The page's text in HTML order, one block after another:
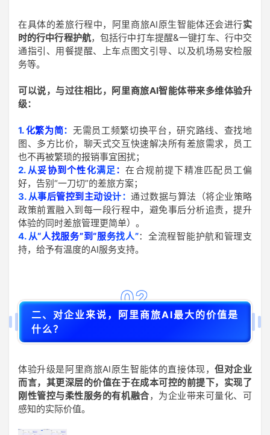
在具体的差旅行程中，阿里商旅AI原生智能体还会进行实
时的行中行程护航，包括行中打车提醒&一键打车、行中交
通指引、用餐提醒、上车点图文引导、以及机场易安检服
务等。
可以说，与过往相比，阿里商旅AI智能体带来多维体验升
级：
1. 化繁为简： 无需员工频繁切换平台，研究路线、查找地
图、多方比价，聊天式交互快速解决所有差旅需求，员工
也不再被繁琐的报销事宜困扰；
2. 从妥协到个性化满足 ：在合规前提下精准匹配员工偏
好，告别“一刀切”的差旅方案；
3. 从事后管控到主动设计： 通过数据与算法（将企业策略
政策前置融入到每一段行程中，避免事后分析追责，提升
体验的同时差旅管理更简单）。
4. 从“人找服务”到“服务找人”：全流程智能护航和管理支
持，给予有温度的AI服务支持。
02
二、对企业来说，阿里商旅AI最大的价值是
什么？
体验升级是阿里商旅AI原生智能体的直接体现，但对企业
而言，其更深层的价值在于在成本可控的前提下，实现了
刚性管控与柔性服务的有机融合，为企业带来可量化、可
感知的实际价值。